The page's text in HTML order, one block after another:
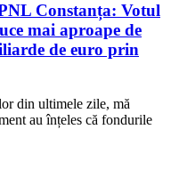
Constanța: Votul
mai aproape de
de euro prin
din ultimele zile, mă
au înțeles că fondurile